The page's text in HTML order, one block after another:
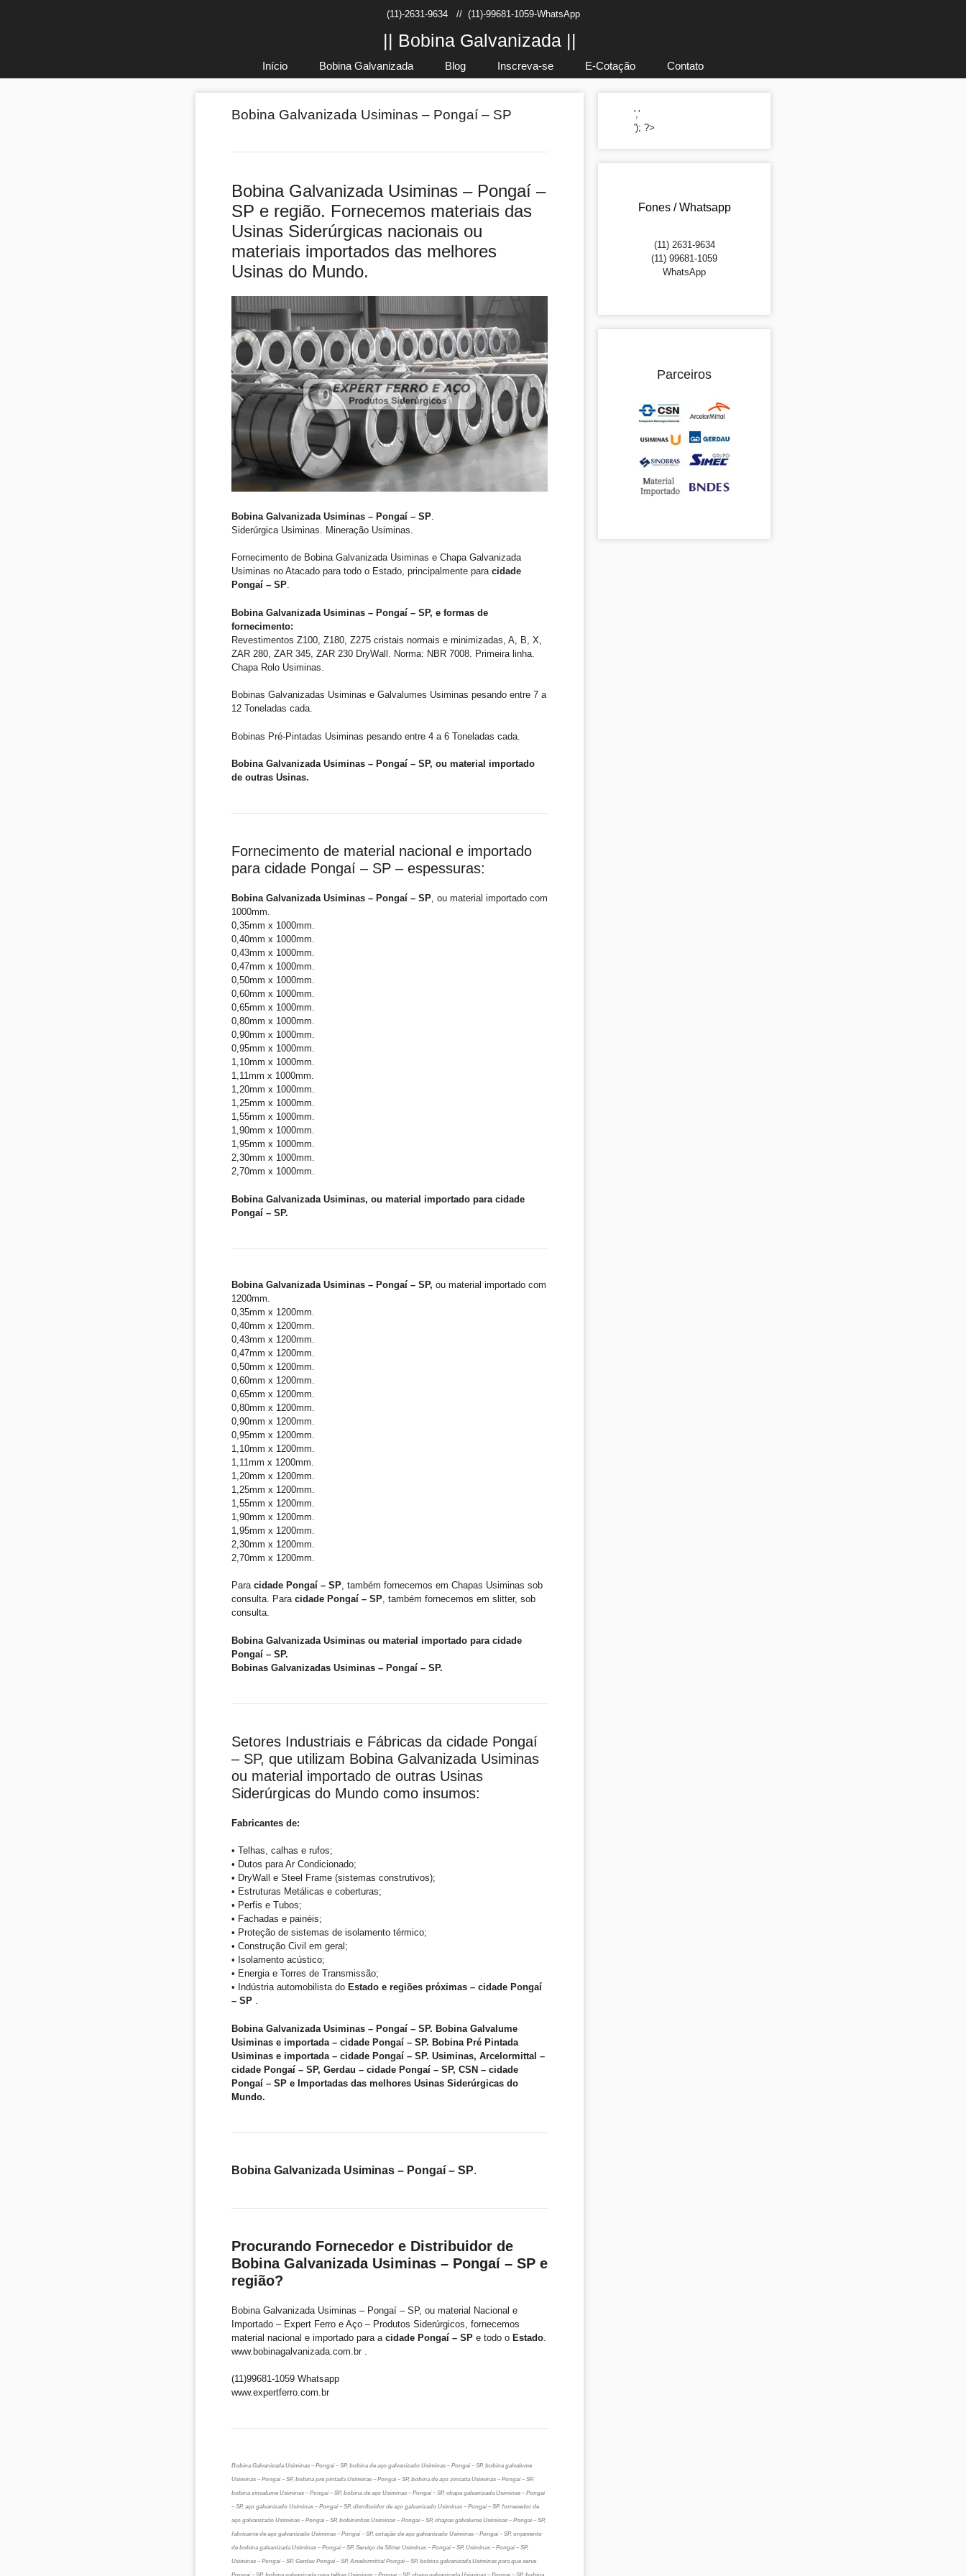
(11)-2631-9634// (11)-99681-1059-WhatsApp
|| Bobina Galvanizada ||
Início Bobina Galvanizada Blog Inscreva-se E-Cotação Contato
Bobina Galvanizada Usiminas – Pongaí – SP
Bobina Galvanizada Usiminas – Pongaí –
SP e região. Fornecemos materiais das
Usinas Siderúrgicas nacionais ou
materiais importados das melhores
Usinas do Mundo.
Bobina Galvanizada Usiminas – Pongaí – SP
Siderúrgica Usiminas. Mineração Usiminas.
Fornecimento de Bobina Galvanizada Usiminas e Chapa Galvanizada
Usiminas no Atacado para todo o Estado, principalmente para cidade
Pongaí – SP.
Bobina Galvanizada Usiminas – Pongaí – SP, e formas de
fornecimento:
Revestimentos Z100, Z180, Z275 cristais normais e minimizadas, A, B, X,
ZAR 280, ZAR 345, ZAR 230 DryWall. Norma: NBR 7008. Primeira linha.
Chapa Rolo Usiminas.
Bobinas Galvanizadas Usiminas e Galvalumes Usiminas pesando entre 7 a
12 Toneladas cada.
Bobinas Pré-Pintadas Usiminas pesando entre 4 a 6 Toneladas cada.
Bobina Galvanizada Usiminas – Pongaí – SP, ou material importado
de outras Usinas.
Fornecimento de material nacional e importado
para cidade Pongaí – SP – espessuras:
Bobina Galvanizada Usiminas – Pongaí – SP, ou material importado com
1000mm.
0,35mm x 1000mm.
0,40mm x 1000mm.
0,43mm x 1000mm.
0,47mm x 1000mm.
0,50mm x 1000mm.
0,60mm x 1000mm.
0,65mm x 1000mm.
0,80mm x 1000mm.
0,90mm x 1000mm.
0,95mm x 1000mm.
1,10mm x 1000mm.
1,11mm x 1000mm.
1,20mm x 1000mm.
1,25mm x 1000mm.
1,55mm x 1000mm.
1,90mm x 1000mm.
1,95mm x 1000mm.
2,30mm x 1000mm.
2,70mm x 1000mm.
Bobina Galvanizada Usiminas, ou material importado para cidade
Pongaí – SP.
Bobina Galvanizada Usiminas – Pongaí – SP, ou material importado com
1200mm.
0,35mm x 1200mm.
0,40mm x 1200mm.
0,43mm x 1200mm.
0,47mm x 1200mm.
0,50mm x 1200mm.
0,60mm x 1200mm.
0,65mm x 1200mm.
0,80mm x 1200mm.
0,90mm x 1200mm.
0,95mm x 1200mm.
1,10mm x 1200mm.
1,11mm x 1200mm.
1,20mm x 1200mm.
1,25mm x 1200mm.
1,55mm x 1200mm.
1,90mm x 1200mm.
1,95mm x 1200mm.
2,30mm x 1200mm.
2,70mm x 1200mm.
Para cidade Pongaí – SP, também fornecemos em Chapas Usiminas sob
consulta. Para cidade Pongaí – SP, também fornecemos em slitter, sob
consulta.
Bobina Galvanizada Usiminas ou material importado para cidade
Pongaí – SP.
Bobinas Galvanizadas Usiminas – Pongaí – SP.
Setores Industriais e Fábricas da cidade Pongaí
– SP, que utilizam Bobina Galvanizada Usiminas
ou material importado de outras Usinas
Siderúrgicas do Mundo como insumos:
Fabricantes de:
• Telhas, calhas e rufos;
• Dutos para Ar Condicionado;
• DryWall e Steel Frame (sistemas construtivos);
• Estruturas Metálicas e coberturas;
• Perfis e Tubos;
• Fachadas e painéis;
• Proteção de sistemas de isolamento térmico;
• Construção Civil em geral;
• Isolamento acústico;
• Energia e Torres de Transmissão;
• Indústria automobilista do Estado e regiões próximas – cidade Pongaí
– SP .
Bobina Galvanizada Usiminas – Pongaí – SP. Bobina Galvalume
Usiminas e importada – cidade Pongaí – SP. Bobina Pré Pintada
Usiminas e importada – cidade Pongaí – SP. Usiminas, Arcelormittal –
cidade Pongaí – SP, Gerdau – cidade Pongaí – SP, CSN – cidade
Pongaí – SP e Importadas das melhores Usinas Siderúrgicas do
Mundo.
Bobina Galvanizada Usiminas – Pongaí – SP.
Procurando Fornecedor e Distribuidor de
Bobina Galvanizada Usiminas – Pongaí – SP e
região?
Bobina Galvanizada Usiminas – Pongaí – SP, ou material Nacional e
Importado – Expert Ferro e Aço – Produtos Siderúrgicos, fornecemos
material nacional e importado para a cidade Pongaí – SP e todo o Estado
www.bobinagalvanizada.com.br .
(11)99681-1059 Whatsapp
www.expertferro.com.br
Bobina Galvanizada Usiminas – Pongaí – SP, bobina de aço galvanizado Usiminas – Pongaí – SP, bobina galvalume
Usiminas – Pongaí – SP, bobina pre pintada Usiminas – Pongaí – SP, bobina de aço zincada Usiminas – Pongaí – SP,
bobina zincalume Usiminas – Pongaí – SP, bobina de aço Usiminas – Pongaí – SP, chapa galvanizada Usiminas – Pongaí
– SP, aço galvanizado Usiminas – Pongaí – SP, distribuidor de aço galvanizado Usiminas – Pongaí – SP, fornecedor de
aço galvanizado Usiminas – Pongaí – SP, bobininhas Usiminas – Pongaí – SP, chapas galvalume Usiminas – Pongaí – SP,
fabricante de aço galvanizado Usiminas – Pongaí – SP, cotação de aço galvanizado Usiminas – Pongaí – SP, orçamento
de bobina galvanizada Usiminas – Pongaí – SP, Serviço de Slitter Usiminas – Pongaí – SP, Usiminas – Pongaí – SP,
Usiminas – Pongaí – SP, Gerdau Pongaí – SP, Arcelormittal Pongaí – SP, bobina galvanizada Usiminas para que serve
','
'); ?>
Fones / Whatsapp
(11) 2631-9634
(11) 99681-1059
WhatsApp
Parceiros